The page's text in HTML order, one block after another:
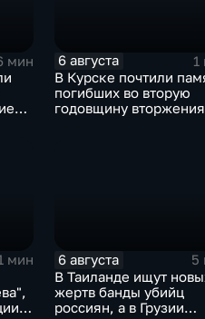
мин
6 августа
1
В Курске почтили
погибших во вторую
годовщину вторжения
мин
6 августа
5
В Таиланде ищут
жертв банды убийц
россиян, а в Грузии